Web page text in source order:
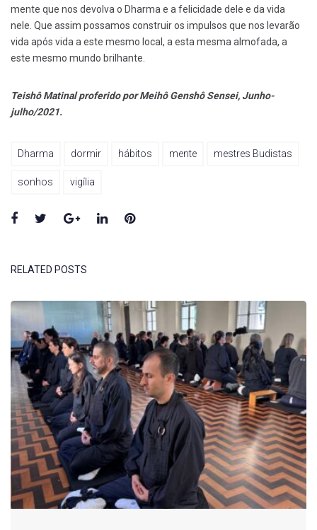
mente que nos devolva o Dharma e a felicidade dele e da vida
nele. Que assim possamos construir os impulsos que nos levarão
vida após vida a este mesmo local, a esta mesma almofada, a
este mesmo mundo brilhante.
Teishô Matinal proferido por Meihô Genshô Sensei, Junho-
julho/2021.
Dharma dormir hábitos mente mestres Budistas
sonhos vigília
Facebook
TwitterGoogle+LinkedInPinterest
RELATED POSTS